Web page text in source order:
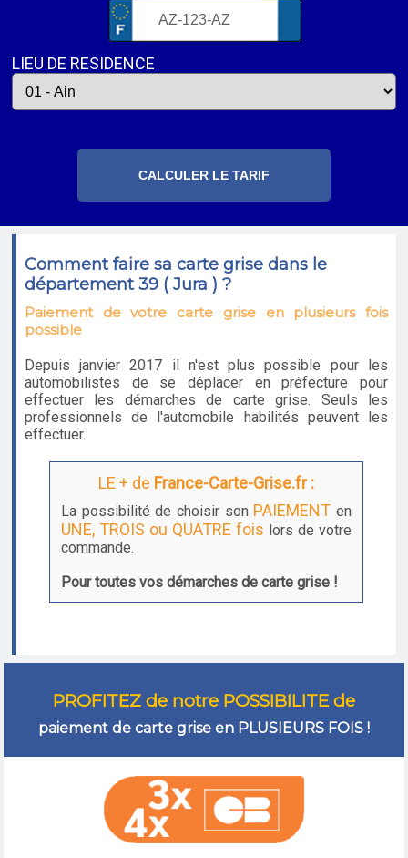
LIEU DE RESIDENCE
Comment faire sa carte grise dans le
département 39 ( Jura ) ?
Paiement de votre carte grise en plusieurs fois
possible
Depuis janvier 2017 il n'est plus possible pour les
automobilistes de se déplacer en préfecture pour
effectuer les démarches de carte grise. Seuls les
professionnels de l'automobile habilités peuvent les
effectuer.
LE + de France-Carte-Grise.fr :
La possibilité de choisir son PAIEMENT en
UNE, TROIS ou QUATRE fois lors de votre
commande.
Pour toutes vos démarches de carte grise !
PROFITEZ de notre POSSIBILITE de
paiement de carte grise en PLUSIEURS FOIS !